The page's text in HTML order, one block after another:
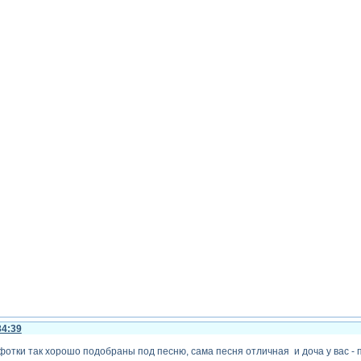
так хорошо подобраны под песню, сама песня отличная и доча у вас -